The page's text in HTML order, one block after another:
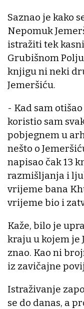
Saznao je kako
Nepomuk
istražiti tek
Grubišnom
knjigu ni neki
Jemeršiću.
- Kad sam
koristio sam
pobjegnem u
nešto o
napisao čak 13
razmišljanja i
vrijeme bana
vrijeme bio i
Kaže, bilo je
kraju u kojem je
znao. Kao ni
iz zavičajne
Istraživanje
se do danas, a